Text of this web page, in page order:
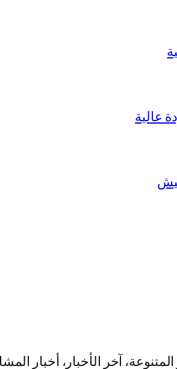
آخر الأخبار، أخبار